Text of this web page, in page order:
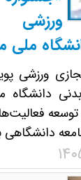
دانشگاهی